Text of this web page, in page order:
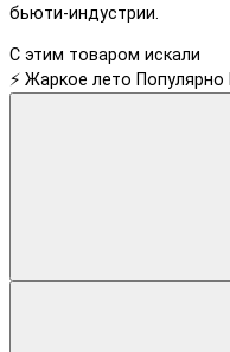
бьюти-индустрии.
С этим товаром искали
⚡ Жаркое лето Популярно